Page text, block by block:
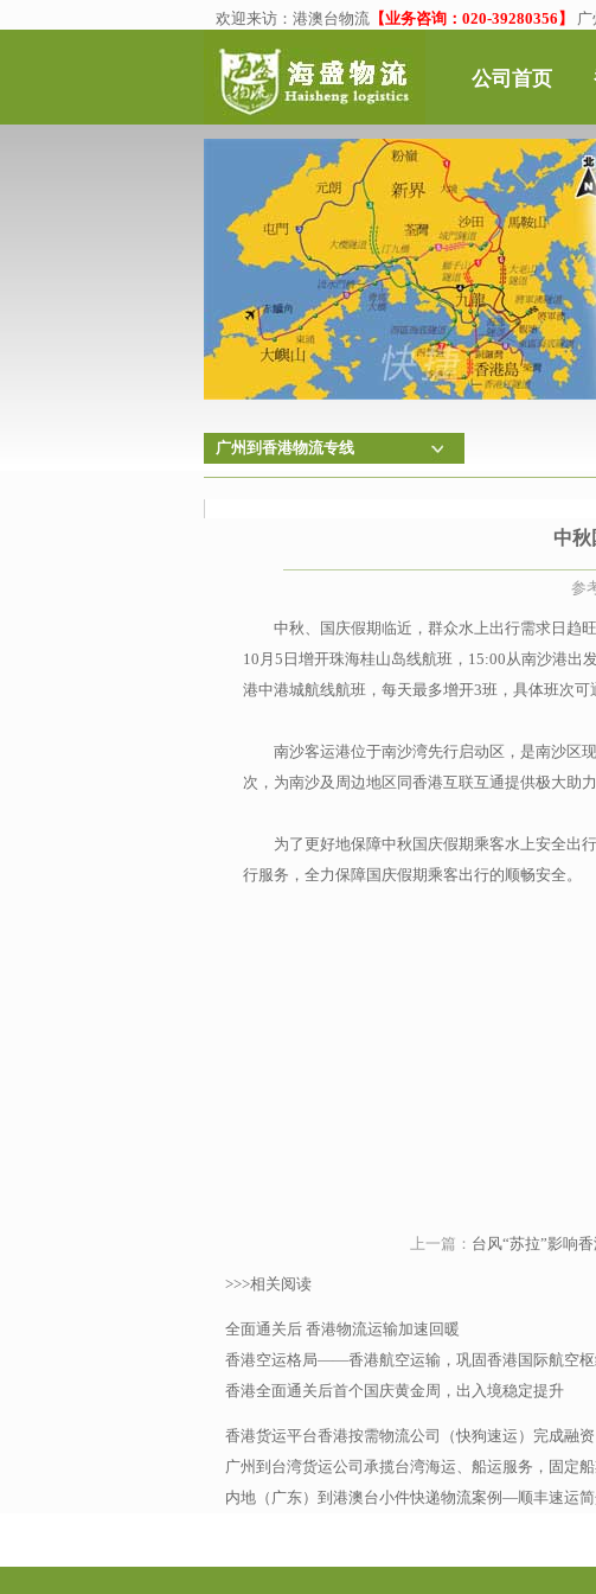
欢迎来访： 港澳台物流 【业务咨询：020-39280356】
公司首页
广州到香港物流专线
中
参
中秋、国庆假期临近，群众水上出行需求日趋
10月5日增开珠海桂山岛线航班，15:00从南沙港出
港中港城航线航班，每天最多增开3班，具体班次可
南沙客运港位于南沙湾先行启动区，是南沙区现
次，为南沙及周边地区同香港互联互通提供极大助力
为了更好地保障中秋国庆假期乘客水上安全出行
行服务，全力保障国庆假期乘客出行的顺畅安全。
上一篇： 台风“苏拉”影响
>>>相关阅读
全面通关后 香港物流运输加速回暖
香港空运格局——香港航空运输，巩固香港国际航空枢
香港全面通关后首个国庆黄金周，出入境稳定提升
香港货运平台香港按需物流公司（快狗速运）完成融资
广州到台湾货运公司承揽台湾海运、船运服务，固定
内地（广东）到港澳台小件快递物流案例—顺丰速运